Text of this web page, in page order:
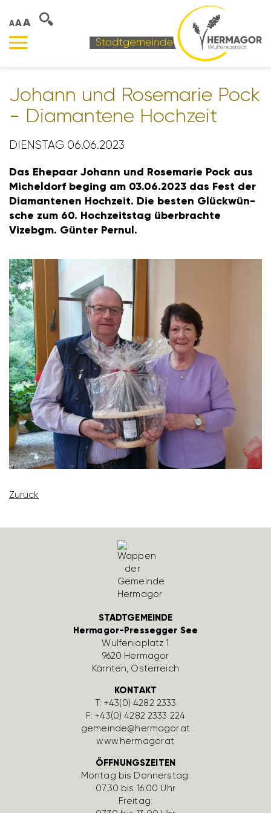
AAA
Johann und Rose­marie Pock
- Diaman­tene Hoch­zeit
DIENSTAG 06.06.2023
Das Ehepaar Johann und Rose­marie Pock aus
Michel­dorf beging am 03.06.2023 das Fest der
Diaman­tenen Hoch­zeit. Die besten Glück­wün­
sche zum 60. Hoch­zeitstag über­brachte
Vizebgm. Günter Pernul.
Zurück
STADTGEMEINDE
Hermagor-Pressegger See
Wulfe­nia­platz 1
9620 Hermagor
Kärnten, Öster­reich
KONTAKT
T:+43(0) 4282 2333
F: +43(0) 4282 2333 224
gemeinde@hermagor.at
www.hermagor.at
ÖFFNUNGSZEITEN
Montag bis Donnerstag:
07:30 bis 16:00 Uhr
Freitag: